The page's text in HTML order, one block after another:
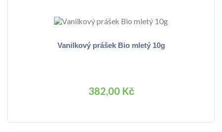
Vanilkový prášek Bio mletý 10g
382,00 Kč